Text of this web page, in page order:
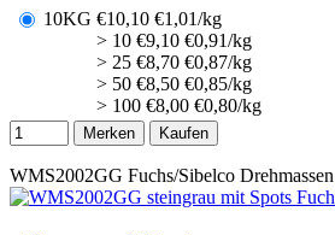
10KG €10,10 €1,01/kg
> 10 €9,10 €0,91/kg
> 25 €8,70 €0,87/kg
> 50 €8,50 €0,85/kg
> 100 €8,00 €0,80/kg
Merken Kaufen
WMS2002GG Fuchs/Sibelco Drehmassen